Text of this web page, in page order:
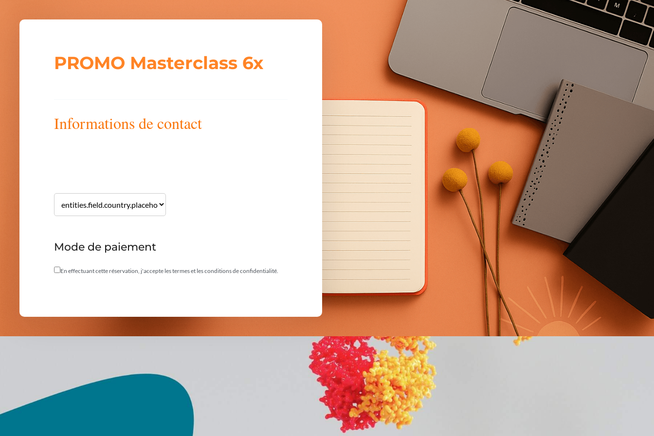
PROMO Masterclass 6x
Informations de contact
Mode de paiement
En effectuant cette réservation, j'accepte les termes et les conditions de confidentialité.